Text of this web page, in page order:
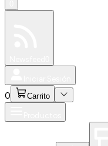
0 Carrito